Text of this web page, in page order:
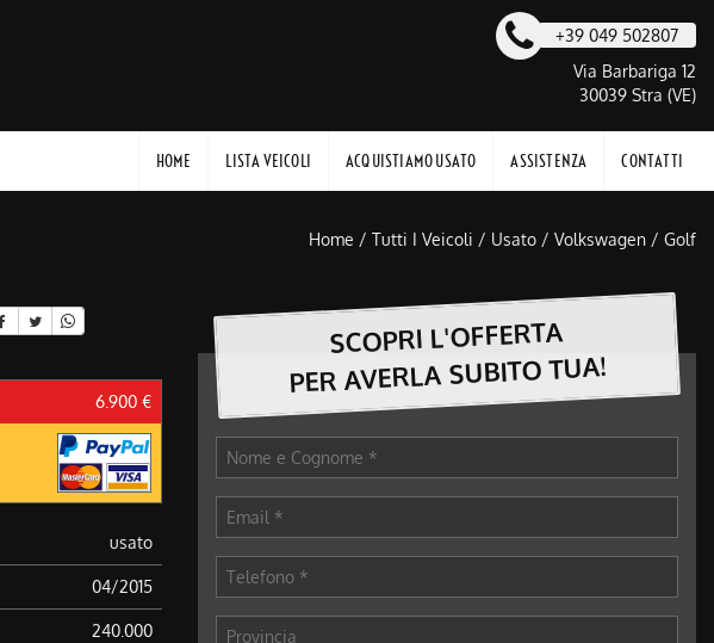
+39 049 502807
Via Barbariga 12
30039 Stra (VE)
HOME LISTA VEICOLI ACQUISTIAMO USATO ASSISTENZA CONTATTI
Home / Tutti I Veicoli / Usato / Volkswagen / Golf
6.900 €
usato
04/2015
240.000
SCOPRI L'OFFERTA
PER AVERLA SUBITO TUA!